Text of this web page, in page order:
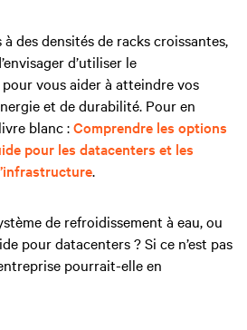
des densités de racks croissantes,
d’utiliser le
vous aider à atteindre vos
et de durabilité. Pour en
blanc :Comprendre les options
pour les datacenters et les
.
de refroidissement à eau, ou
pour datacenters ? Si ce n’est pas
pourrait-elle en